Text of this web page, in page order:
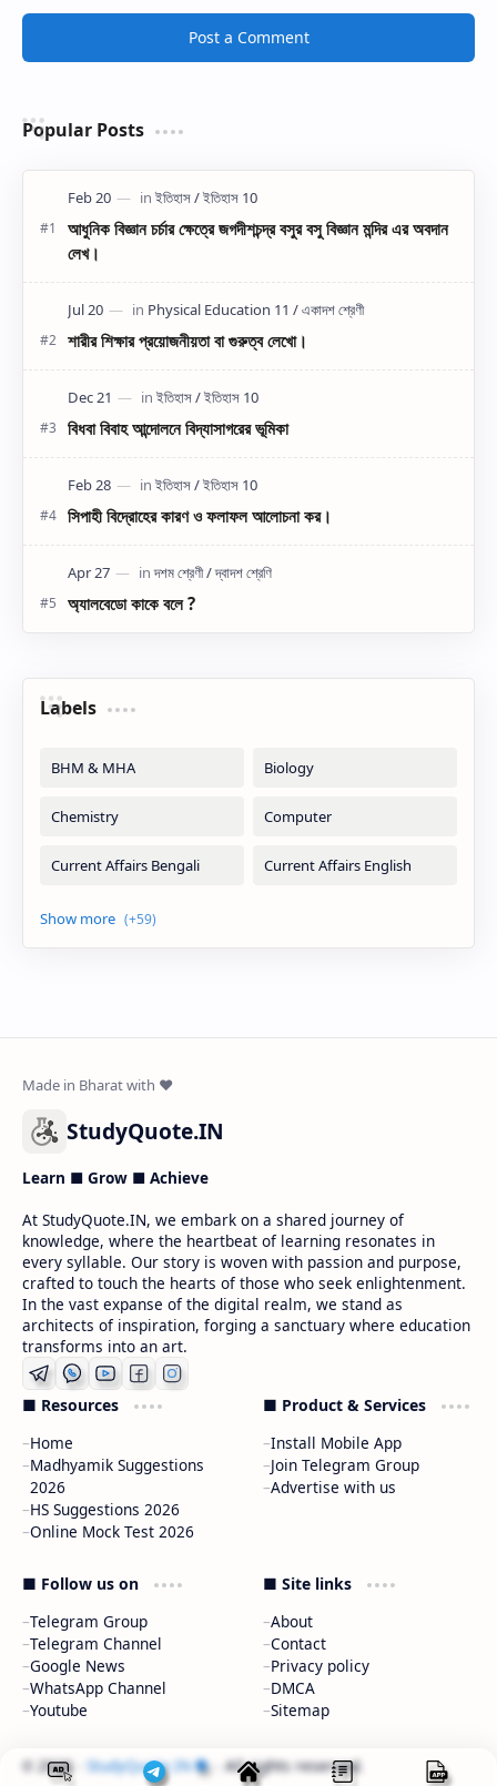
Post a Comment
Popular Posts
আধুনিক বিজ্ঞান চর্চার ক্ষেত্রে জগদীশচন্দ্র বসুর বসু বিজ্ঞান মন্দির এর অবদান
লেখ।
শারীর শিক্ষার প্রয়োজনীয়তা বা গুরুত্ব লেখো।
বিধবা বিবাহ আন্দোলনে বিদ্যাসাগরের ভূমিকা
সিপাহী বিদ্রোহের কারণ ও ফলাফল আলোচনা কর।
অ্যালবেডো কাকে বলে ?
Labels
StudyQuote.IN
Learn ■ Grow ■ Achieve
At StudyQuote.IN, we embark on a shared journey of
knowledge, where the heartbeat of learning resonates in
every syllable. Our story is woven with passion and purpose,
crafted to touch the hearts of those who seek enlightenment.
In the vast expanse of the digital realm, we stand as
architects of inspiration, forging a sanctuary where education
transforms into an art.
■ Resources
Home
Madhyamik Suggestions
2026
HS Suggestions 2026
Online Mock Test 2026
■ Product & Services
Install Mobile App
Join Telegram Group
Advertise with us
■ Follow us on
Telegram Group
Telegram Channel
Google News
WhatsApp Channel
Youtube
■ Site links
About
Contact
Privacy policy
DMCA
Sitemap
2026‧ StudyQuote.IN ‧ All rights reserved.